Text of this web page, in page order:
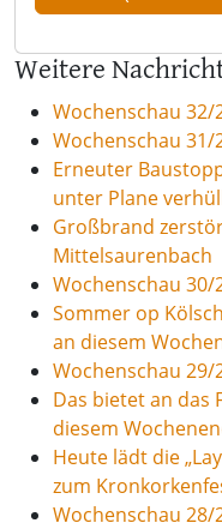
Weitere
Wochenschau 32/
Wochenschau 31/
Erneuter
unter Plane
Großbrand
Mittelsaurenbach
Wochenschau 30/
Sommer op
an diesem
Wochenschau 29/
Das bietet an das
diesem
Heute lädt die
zum
Wochenschau 28/